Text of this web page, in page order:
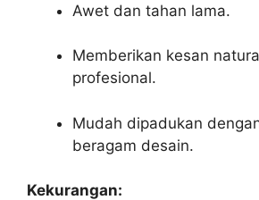
Awet dan tahan lama.
Memberikan kesan
profesional.
Mudah dipadukan
beragam desain.
Kekurangan: